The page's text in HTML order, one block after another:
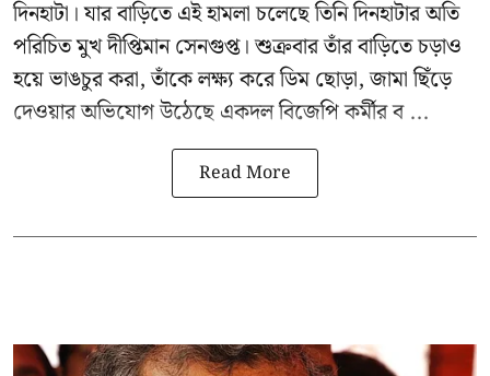
দিনহাটা। যার বাড়িতে এই হামলা চলেছে তিনি দিনহাটার অতি
পরিচিত মুখদীপ্তিমান সেনগুপ্ত।শুক্রবার তাঁর বাড়িতে চড়াও
হয়ে ভাঙচুর করা, তাঁকে লক্ষ্য করে ডিম ছোড়া, জামা ছিঁড়ে
দেওয়ার অভিযোগ উঠেছে একদল বিজেপি কর্মীর ব ...
Read More